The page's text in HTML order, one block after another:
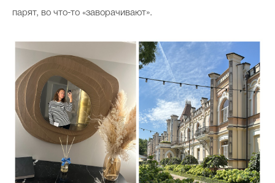
парят, во что-то «заворачивают».